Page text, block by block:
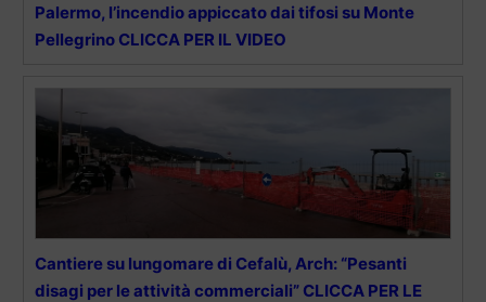
Palermo, l’incendio appiccato dai tifosi su Monte
Pellegrino CLICCA PER IL VIDEO
Cantiere su lungomare di Cefalù, Arch: “Pesanti
disagi per le attività commerciali” CLICCA PER LE